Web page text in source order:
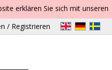
erklären Sie sich mit unseren
/ Registrieren